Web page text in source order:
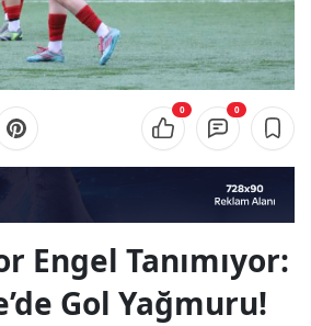
0 0
Engel Tanımıyor:
Gol Yağmuru!